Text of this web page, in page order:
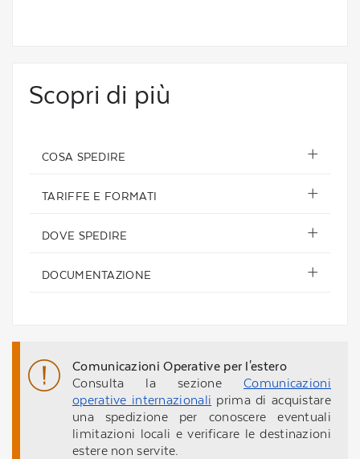
Scopri di più
COSA SPEDIRE
TARIFFE E FORMATI
DOVE SPEDIRE
DOCUMENTAZIONE
Comunicazioni Operative per l'estero
Consulta la sezioneComunicazioni
operative internazionali prima di acquistare
una spedizione per conoscere eventuali
limitazioni locali e verificare le destinazioni
estere non servite.